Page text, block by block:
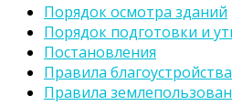
Порядок осмотра зданий
Порядок подготовки и
Постановления
Правила благоустройства
Правила